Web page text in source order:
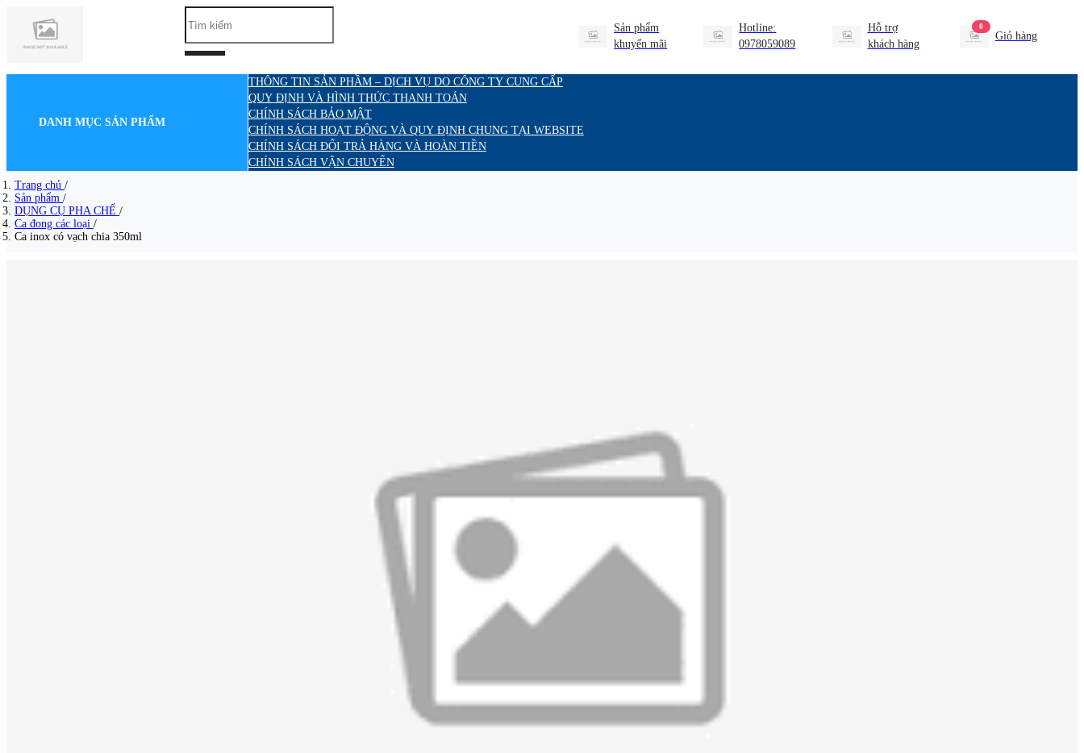
Sản phẩm
khuyến mãi
Hotline:
0978059089
Hỗ trợ
khách hàng
0
Giỏ hàng
DANH MỤC SẢN PHẨM
THÔNG TIN SẢN PHẦM – DỊCH VỤ DO CÔNG TY CUNG CẤP
QUY ĐỊNH VÀ HÌNH THỨC THANH TOÁN
CHÍNH SÁCH BẢO MẬT
CHÍNH SÁCH HOẠT ĐỘNG VÀ QUY ĐỊNH CHUNG TẠI WEBSITE
CHÍNH SÁCH ĐỔI TRẢ HÀNG VÀ HOÀN TIỀN
CHÍNH SÁCH VẬN CHUYỂN
Trang chủ /
Sản phẩm /
DỤNG CỤ PHA CHẾ /
Ca đong các loại /
Ca inox có vạch chia 350ml